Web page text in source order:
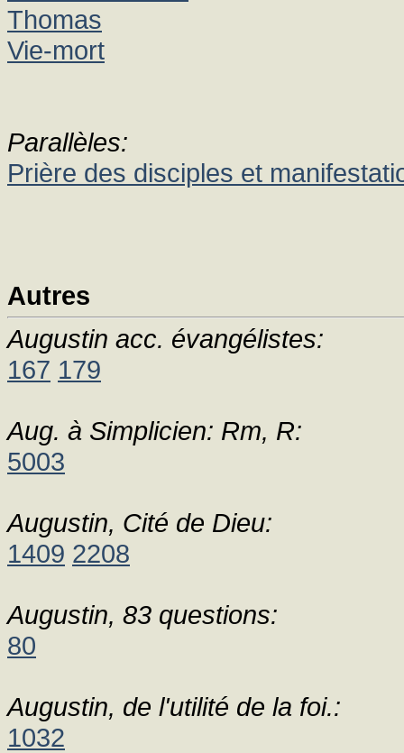
Thomas
Vie-mort
Parallèles:
Prière des disciples et
Autres
Augustin acc. évangélistes:
167 179
Aug. à Simplicien: Rm, R:
5003
Augustin, Cité de Dieu:
1409 2208
Augustin, 83 questions:
80
Augustin, de l'utilité de la foi.:
1032